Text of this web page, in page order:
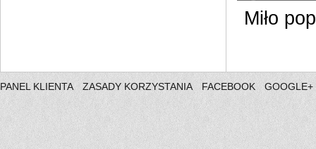
Miło
PANEL KLIENTA ZASADY KORZYSTANIA FACEBOOK GOOGLE+